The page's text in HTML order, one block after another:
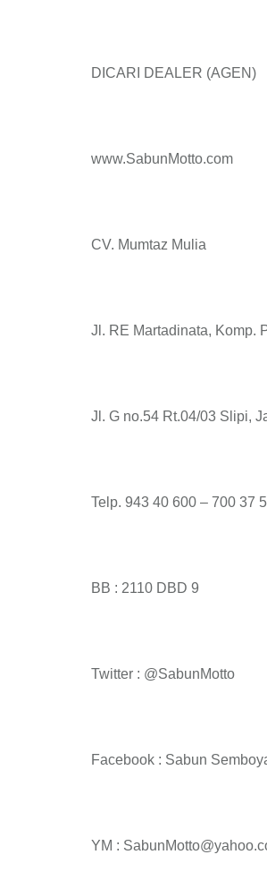
DICARI DEALER (AGEN)
www.SabunMotto.com
CV. Mumtaz Mulia
Jl. RE Martadinata, Komp.
Jl. G no.54 Rt.04/03 Slipi,
Telp. 943 40 600 – 700 37
BB : 2110 DBD 9
Twitter : @SabunMotto
Facebook : Sabun
YM :